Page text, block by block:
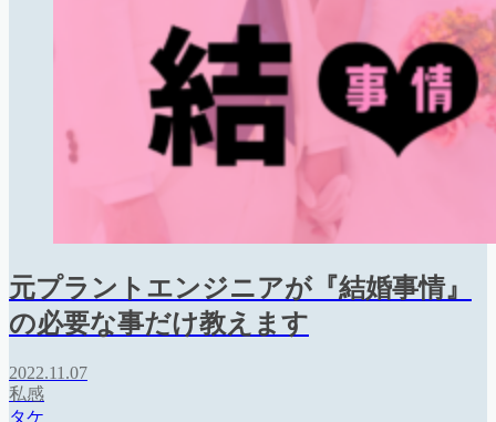
元プラントエンジニアが『結婚事情』
の必要な事だけ教えます
2022.11.07
私感
タケ